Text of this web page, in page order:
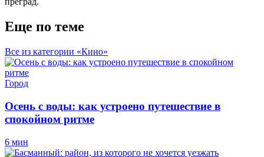
Еще по теме
Все из категории «Кино»
Город
Осень с воды: как устроено путешествие в
спокойном ритме
6 мин